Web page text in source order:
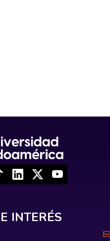
INTERÉS